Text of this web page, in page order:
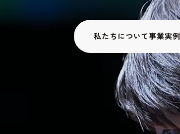
私たちについて事業実例